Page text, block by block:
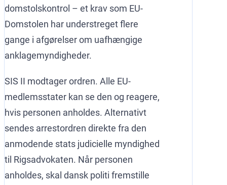
domstolskontrol – et krav som EU-
Domstolen har understreget flere
gange i afgørelser om uafhængige
anklagemyndigheder.
SIS II modtager ordren. Alle EU-
medlemsstater kan se den og reagere,
hvis personen anholdes. Alternativt
sendes arrestordren direkte fra den
anmodende stats judicielle myndighed
til Rigsadvokaten. Når personen
anholdes, skal dansk politi fremstille